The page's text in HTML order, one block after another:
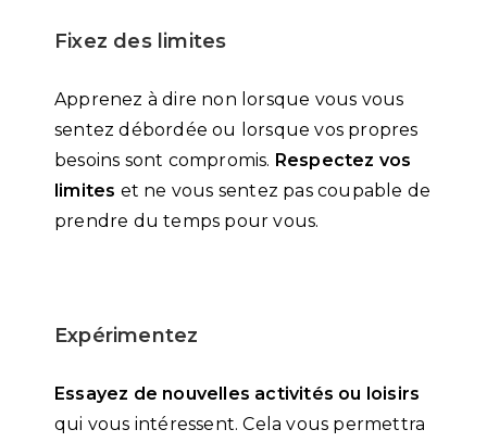
Fixez des limites
Apprenez à dire non lorsque vous vous
sentez débordée ou lorsque vos propres
besoins sont compromis. Respectez vos
limites et ne vous sentez pas coupable de
prendre du temps pour vous.
Expérimentez
Essayez de nouvelles activités ou loisirs
qui vous intéressent. Cela vous permettra